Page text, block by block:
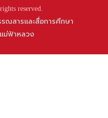
reserved.
ณสารและสื่อการศึกษา
ม่ฟ้าหลวง